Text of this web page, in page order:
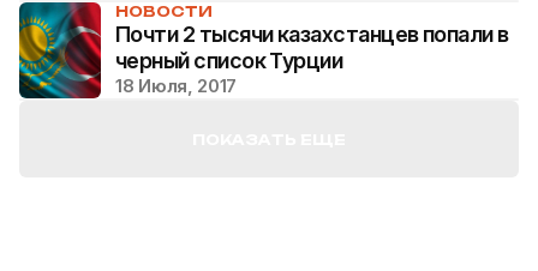
НОВОСТИ
Почти 2 тысячи казахстанцев попали в
черный список Турции
18 Июля, 2017